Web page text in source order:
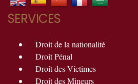
SERVICES
Droit de la nationalité
Droit Pénal
Droit des Victimes
Droit des Mineurs